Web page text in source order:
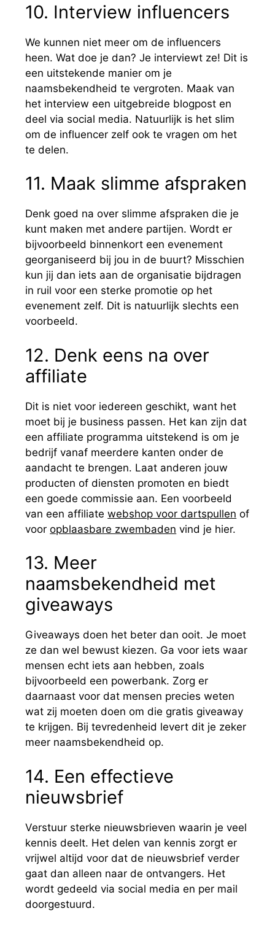
10. Interview influencers
We kunnen niet meer om de influencers
heen. Wat doe je dan? Je interviewt ze! Dit is
een uitstekende manier om je
naamsbekendheid te vergroten. Maak van
het interview een uitgebreide blogpost en
deel via social media. Natuurlijk is het slim
om de influencer zelf ook te vragen om het
te delen.
11. Maak slimme afspraken
Denk goed na over slimme afspraken die je
kunt maken met andere partijen. Wordt er
bijvoorbeeld binnenkort een evenement
georganiseerd bij jou in de buurt? Misschien
kun jij dan iets aan de organisatie bijdragen
in ruil voor een sterke promotie op het
evenement zelf. Dit is natuurlijk slechts een
voorbeeld.
12. Denk eens na over
affiliate
Dit is niet voor iedereen geschikt, want het
moet bij je business passen. Het kan zijn dat
een affiliate programma uitstekend is om je
bedrijf vanaf meerdere kanten onder de
aandacht te brengen. Laat anderen jouw
producten of diensten promoten en biedt
een goede commissie aan. Een voorbeeld
van een affiliatewebshop voor dartspullen of
vooropblaasbare zwembaden vind je hier.
13. Meer
naamsbekendheid met
giveaways
Giveaways doen het beter dan ooit. Je moet
ze dan wel bewust kiezen. Ga voor iets waar
mensen echt iets aan hebben, zoals
bijvoorbeeld een powerbank. Zorg er
daarnaast voor dat mensen precies weten
wat zij moeten doen om die gratis giveaway
te krijgen. Bij tevredenheid levert dit je zeker
meer naamsbekendheid op.
14. Een effectieve
nieuwsbrief
Verstuur sterke nieuwsbrieven waarin je veel
kennis deelt. Het delen van kennis zorgt er
vrijwel altijd voor dat de nieuwsbrief verder
gaat dan alleen naar de ontvangers. Het
wordt gedeeld via social media en per mail
doorgestuurd.